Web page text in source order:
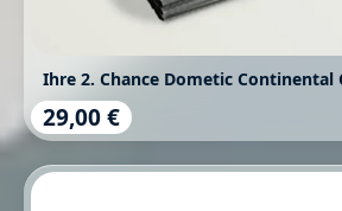
Ihre 2. Chance Dometic Continental
Regulärer Preis:
29,00 €